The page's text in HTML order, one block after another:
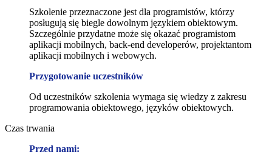
Szkolenie przeznaczone jest dla programistów, którzy
posługują się biegle dowolnym językiem obiektowym.
Szczególnie przydatne może się okazać programistom
aplikacji mobilnych, back-end developerów, projektantom
aplikacji mobilnych i webowych.
Przygotowanie uczestników
Od uczestników szkolenia wymaga się wiedzy z zakresu
programowania obiektowego, języków obiektowych.
Czas trwania
Przed nami: